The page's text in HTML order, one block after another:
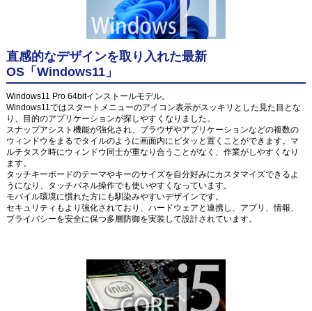
直感的なデザインを取り入れた最新
OS「Windows11」
Windows11 Pro 64bitインストールモデル。
Windows11ではスタートメニューのアイコン表示がスッキリとした見た目とな
り、目的のアプリケーションが探しやすくなりました。
スナップアシスト機能が強化され、ブラウザやアプリケーションなどの複数の
ウィンドウをまるでタイルのように画面内にピタッと置くことができます。マ
ルチタスク時にウィンドウ同士が重なり合うことがなく、作業がしやすくなり
ます。
タッチキーボードのテーマやキーのサイズを自分好みにカスタマイズできるよ
うになり、タッチパネル操作でも使いやすくなっています。
モバイル環境に慣れた方にも馴染みやすいデザインです。
セキュリティもより強化されており、ハードウェアと連携し、アプリ、情報、
プライバシーを安全に保つ多層防御を実装して設計されています。